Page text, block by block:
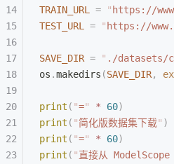
TRAIN_URL
= " https://
TEST_URL
= " https://
SAVE_DIR = " ./datasets/
os .makedirs (SAVE_DIR,
print ( "=" * 60)
print ( "简化版数据集下载" )
print ( "=" * 60)
print ( "直接从